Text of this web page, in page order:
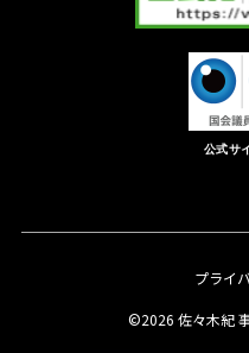
公式サ
プライ
©2026 佐々木紀